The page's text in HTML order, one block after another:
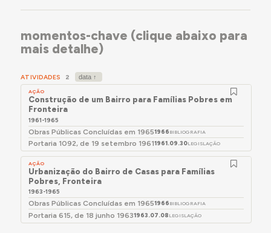
momentos-chave (clique abaixo para
mais detalhe)
ATIVIDADES 2
AÇÃO
Construção de um Bairro para Famílias Pobres em
Fronteira
1961-1965
Obras Públicas Concluídas em 19651966 BIBLIOGRAFIA
Portaria 1092, de 19 setembro 19611961.09.30LEGISLAÇÃO
AÇÃO
Urbanização do Bairro de Casas para Famílias
Pobres, Fronteira
1963-1965
Obras Públicas Concluídas em 19651966 BIBLIOGRAFIA
Portaria 615, de 18 junho 19631963.07.08 LEGISLAÇÃO